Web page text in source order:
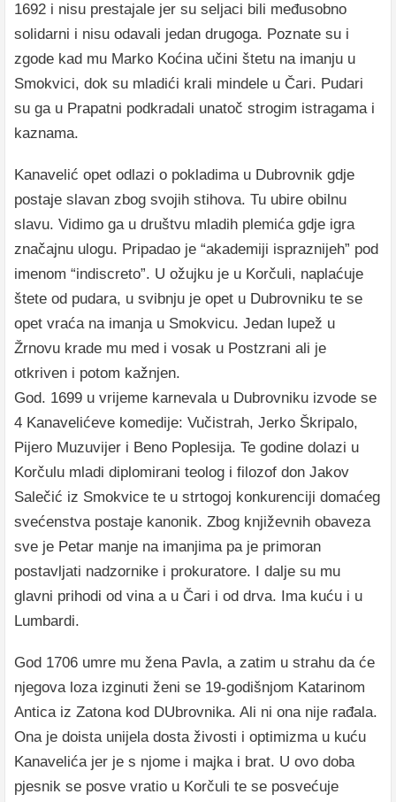
1692 i nisu prestajale jer su seljaci bili međusobno
solidarni i nisu odavali jedan drugoga. Poznate su i
zgode kad mu Marko Koćina učini štetu na imanju u
Smokvici, dok su mladići krali mindele u Čari. Pudari
su ga u Prapatni podkradali unatoč strogim istragama i
kaznama.
Kanavelić opet odlazi o pokladima u Dubrovnik gdje
postaje slavan zbog svojih stihova. Tu ubire obilnu
slavu. Vidimo ga u društvu mladih plemića gdje igra
značajnu ulogu. Pripadao je “akademiji ispraznijeh” pod
imenom “indiscreto”. U ožujku je u Korčuli, naplaćuje
štete od pudara, u svibnju je opet u Dubrovniku te se
opet vraća na imanja u Smokvicu. Jedan lupež u
Žrnovu krade mu med i vosak u Postzrani ali je
otkriven i potom kažnjen.
God. 1699 u vrijeme karnevala u Dubrovniku izvode se
4 Kanavelićeve komedije: Vučistrah, Jerko Škripalo,
Pijero Muzuvijer i Beno Poplesija. Te godine dolazi u
Korčulu mladi diplomirani teolog i filozof don Jakov
Salečić iz Smokvice te u strtogoj konkurenciji domaćeg
svećenstva postaje kanonik. Zbog književnih obaveza
sve je Petar manje na imanjima pa je primoran
postavljati nadzornike i prokuratore. I dalje su mu
glavni prihodi od vina a u Čari i od drva. Ima kuću i u
Lumbardi.
God 1706 umre mu žena Pavla, a zatim u strahu da će
njegova loza izginuti ženi se 19-godišnjom Katarinom
Antica iz Zatona kod DUbrovnika. Ali ni ona nije rađala.
Ona je doista unijela dosta živosti i optimizma u kuću
Kanavelića jer je s njome i majka i brat. U ovo doba
pjesnik se posve vratio u Korčuli te se posvećuje